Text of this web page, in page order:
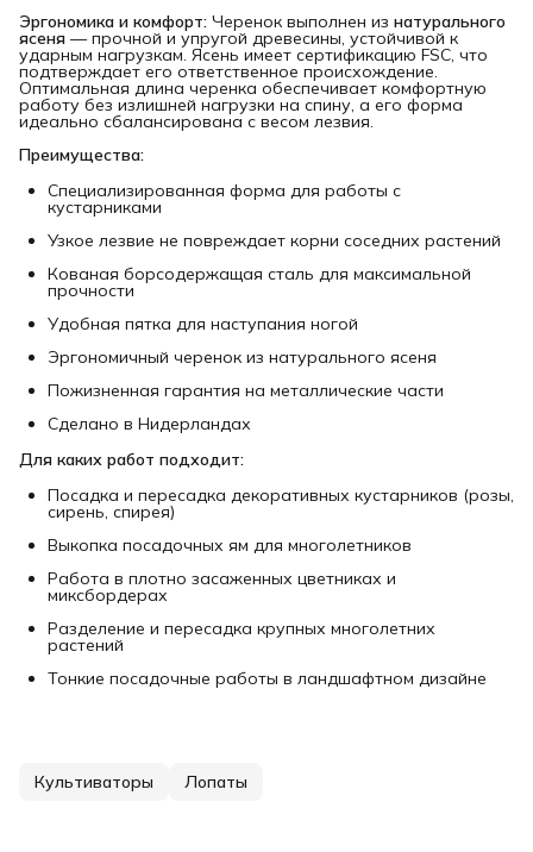
Эргономика и комфорт: Черенок выполнен из натурального
ясеня — прочной и упругой древесины, устойчивой к
ударным нагрузкам. Ясень имеет сертификацию FSC, что
подтверждает его ответственное происхождение.
Оптимальная длина черенка обеспечивает комфортную
работу без излишней нагрузки на спину, а его форма
идеально сбалансирована с весом лезвия.
Преимущества:
Специализированная форма для работы с
кустарниками
Узкое лезвие не повреждает корни соседних растений
Кованая борсодержащая сталь для максимальной
прочности
Удобная пятка для наступания ногой
Эргономичный черенок из натурального ясеня
Пожизненная гарантия на металлические части
Сделано в Нидерландах
Для каких работ подходит:
Посадка и пересадка декоративных кустарников (розы,
сирень, спирея)
Выкопка посадочных ям для многолетников
Работа в плотно засаженных цветниках и
миксбордерах
Разделение и пересадка крупных многолетних
растений
Тонкие посадочные работы в ландшафтном дизайне
Культиваторы Лопаты